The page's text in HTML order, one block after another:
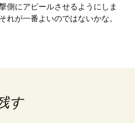
側にアピールさせるようにしま
が一番よいのではないかな。
す